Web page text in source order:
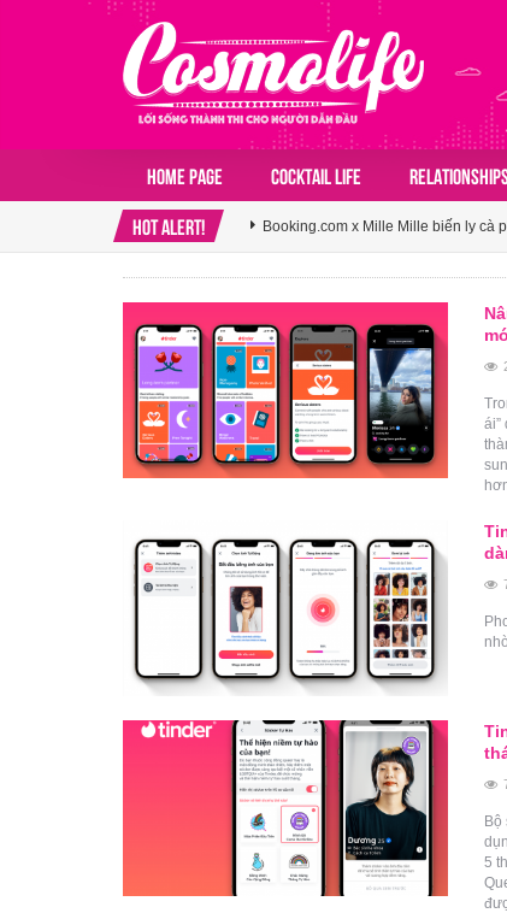
Home page COCKTAIL LIFE
HOT ALERT!
Agoda ghi nhận Việt Nam bứt phá
Booking.com x Mille Mille biến ly cà
Klook hé lộ khoảng trống cảm ơn
Booking.com x Mille Mille biến ly cà
ái”
Bộ
5